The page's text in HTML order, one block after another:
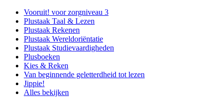
Vooruit! voor zorgniveau 3
Plustaak Taal & Lezen
Plustaak Rekenen
Plustaak Wereldoriëntatie
Plustaak Studievaardigheden
Plusboeken
Kies & Reken
Van beginnende geletterdheid tot lezen
Jippie!
Alles bekijken